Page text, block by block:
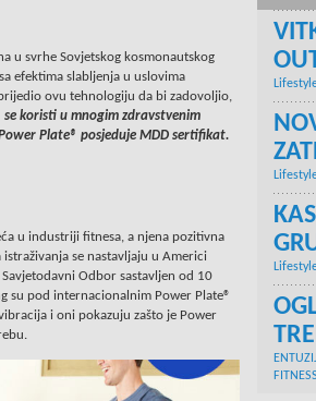
u svrhe Sovjetskog kosmonautskog
efektima slabljenja u uslovima
ovu tehnologiju da bi zadovoljio,
se koristi u mnogim zdravstvenim
Plate® posjeduje MDD sertifikat.
u industriji fitnesa, a njena pozitivna
se nastavljaju u Americi
Odbor sastavljen od 10
su pod internacionalnim Power Plate®
i oni pokazuju zašto je Power